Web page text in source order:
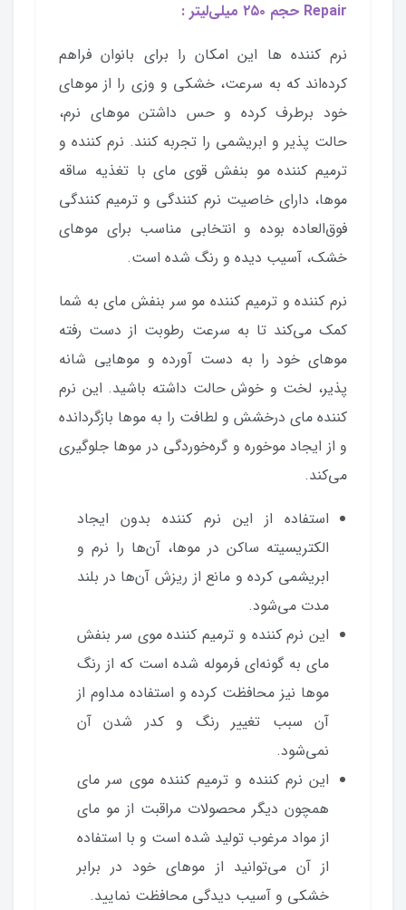
Repair حجم ۲۵۰ میلی‌لیتر :
نرم‌ کننده‌ ها این امکان را برای بانوان فراهم
کرده‌اند که به سرعت، خشکی و وزی را از موهای
خود برطرف کرده و حس داشتن موهای نرم،
حالت پذیر و ابریشمی را تجربه کنند. نرم کننده و
ترمیم کننده مو بنفش قوی مای با تغذیه ساقه
موها، دارای خاصیت نرم کنندگی و ترمیم کنندگی
فوق‌العاده بوده و انتخابی مناسب برای موهای
خشک، آسیب دیده و رنگ شده است.
نرم کننده و ترمیم کننده مو سر بنفش مای به شما
کمک می‌کند تا به سرعت رطوبت از دست رفته
موهای خود را به دست آورده و موهایی شانه
پذیر، لخت و خوش حالت داشته باشید. این نرم‌
کننده مای درخشش و لطافت را به موها بازگردانده
و از ایجاد موخوره و گره‌خوردگی در موها جلوگیری
می‌کند.
استفاده از این نرم کننده بدون ایجاد
الکتریسیته ساکن در موها، آن‌ها را نرم و
ابریشمی کرده و مانع از ریزش آن‌ها در بلند
مدت می‌شود.
این نرم‌ کننده و ترمیم کننده موی سر بنفش
مای به گونه‌ای فرموله شده است که از رنگ
موها نیز محافظت کرده و استفاده مداوم از
آن سبب تغییر رنگ و کدر شدن آن
نمی‌شود.
این نرم‌ کننده و ترمیم کننده موی سر مای
همچون دیگر محصولات مراقبت از مو مای
از مواد مرغوب تولید شده است و با استفاده
از آن می‌توانید از موهای خود در برابر
خشکی و آسیب دیدگی محافظت نمایید.